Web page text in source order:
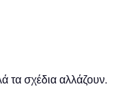
τα σχέδια αλλάζουν.